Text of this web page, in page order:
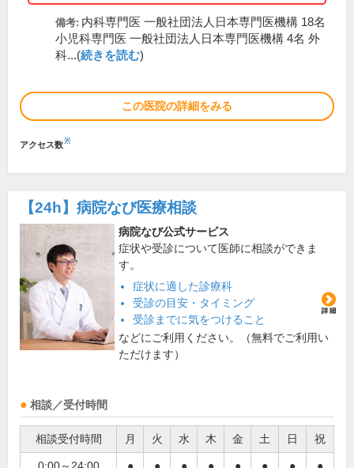
備考: 内科専門医 一般社団法人日本専門医機構 18名
小児科専門医 一般社団法人日本専門医機構 4名 外
科...(続きを読む)
この医院の詳細をみる
アクセス数※
【24h】 病院なび医療相談
病院なび公式サービス
症状や受診について医師に相談ができま
す。
症状に適した診療科
受診の目安・タイミング
受診までに気をつけること
などにご利用ください。（無料でご利用い
ただけます）
相談／受付時間
相談受付時間 月 火 水 木 金 土 日 祝